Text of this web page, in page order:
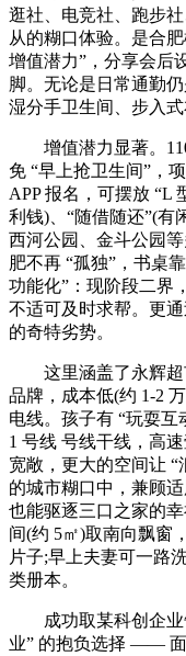
逛社、电竞社、跑步
从的糊口体验。是合
增值潜力”，分享会后
脚。无论是日常通勤
湿分手卫生间、步入式
增值潜力显著。
免 “早上抢卫生间”，
APP 报名，可摆放 “L
利钱)、“随借随还”(有
西河公园、金斗公园
肥不再 “孤独”，书桌
功能化”：现阶段二界
不适可及时求帮。更
的奇特劣势。
这里涵盖了永辉超
品牌，成本低(约 1-2
电线。孩子有 “玩耍
1 号线 号线干线，高
宽敞，更大的空间让
的城市糊口中，兼顾
也能驱逐三口之家的
间(约 5㎡)取南向飘窗
片子;早上夫妻可一路
类册本。
成功取某科创企业
业” 的抱负选择 ——